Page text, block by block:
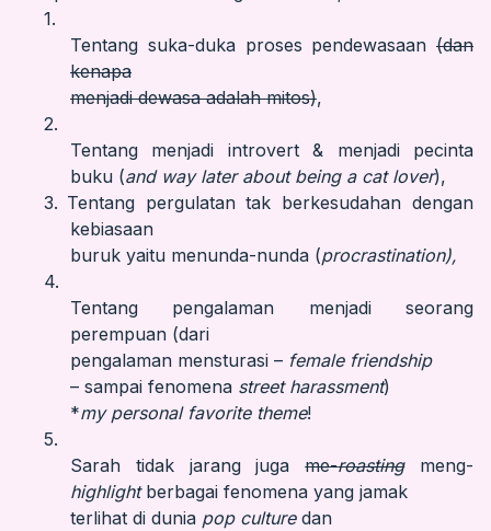
1.
Tentang suka-duka proses pendewasaan (dan
kenapa
menjadi dewasa adalah mitos),
2.
Tentang menjadi introvert & menjadi pecinta
buku (and way later about being a cat lover),
3. Tentang pergulatan tak berkesudahan dengan
kebiasaan
buruk yaitu menunda-nunda (procrastination),
4.
Tentang pengalaman menjadi seorang
perempuan (dari
pengalaman mensturasi – female friendship
– sampai fenomena street harassment)
*my personal favorite theme!
5.
Sarah tidak jarang jugame-roasting
meng-
highlight berbagai fenomena yang jamak
terlihat di dunia pop culturedan